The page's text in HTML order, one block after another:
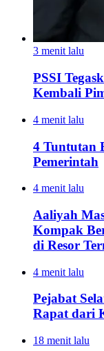
3 menit lalu
PSSI
Kembali
4 menit lalu
4 Tuntutan
Pemerintah
4 menit lalu
Aaliyah
Kompak
di Resor
4 menit lalu
Pejabat
Rapat dari
18 menit lalu